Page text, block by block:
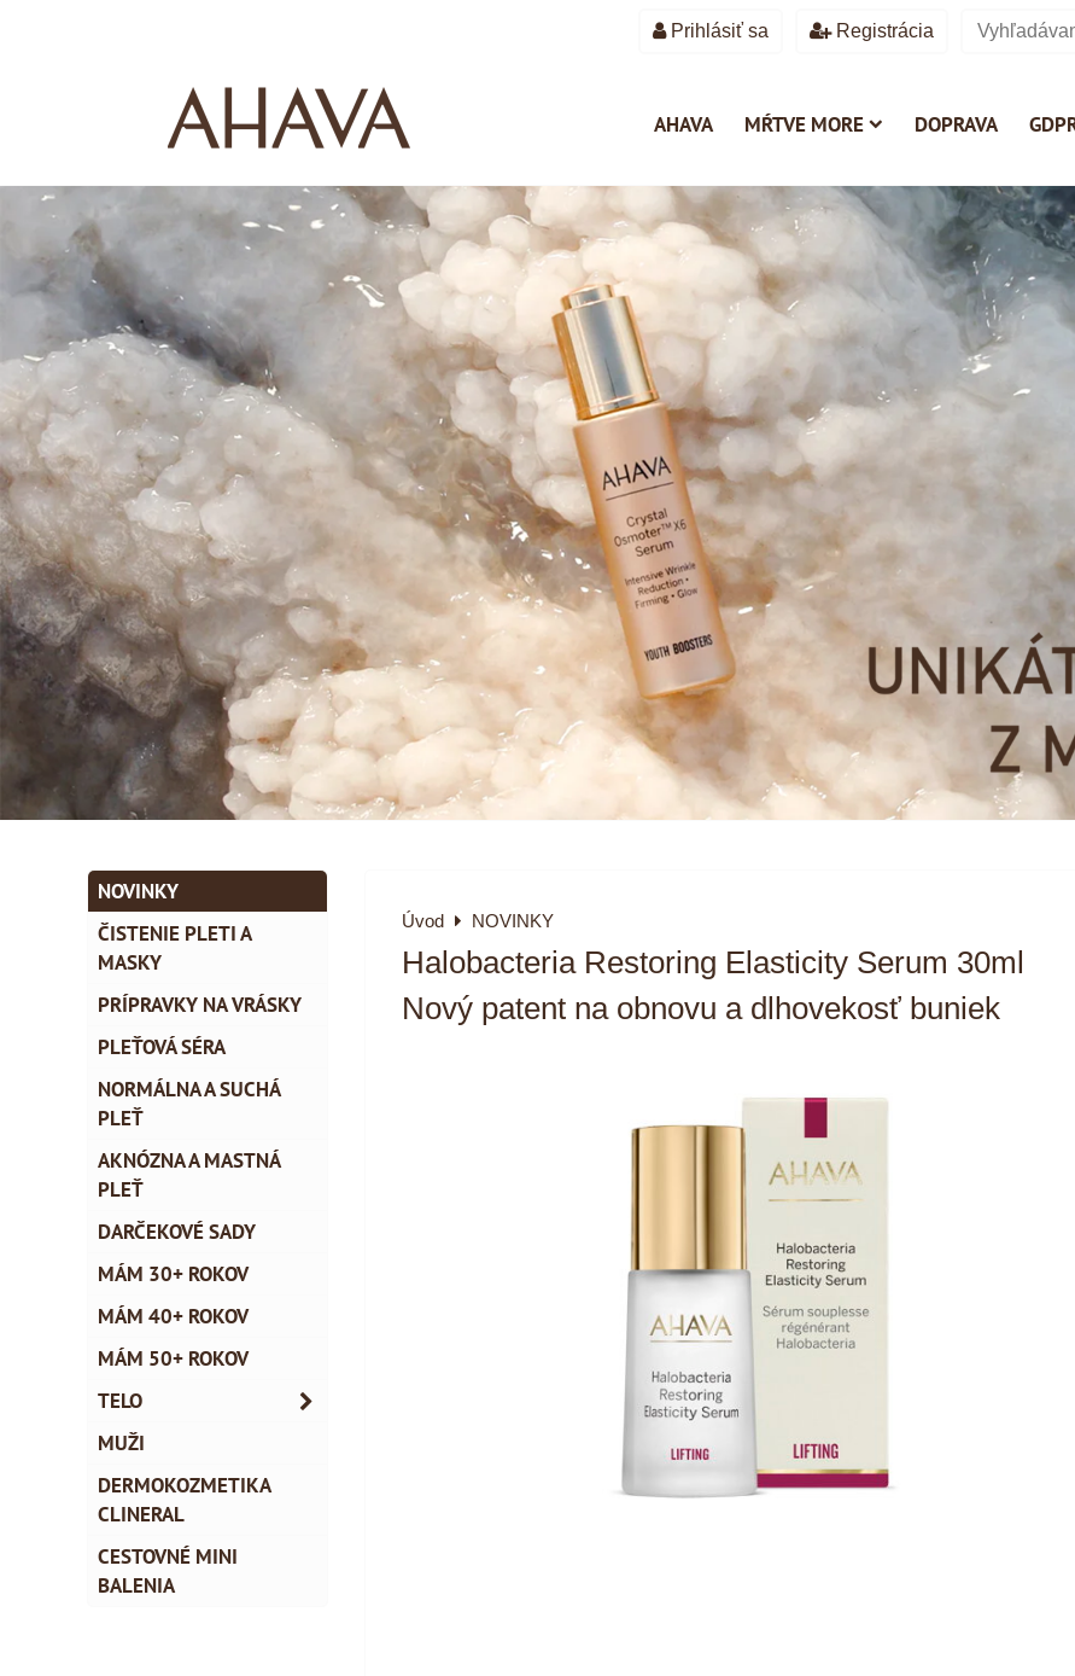
Prihlásiť sa Registrácia
AHAVA MŔTVE MORE DOPRAVA
Úvod NOVINKY
Halobacteria Restoring Elasticity Serum 30ml
Nový patent na obnovu a dlhovekosť buniek
NOVINKY
ČISTENIE PLETI A
MASKY
PRÍPRAVKY NA VRÁSKY
PLEŤOVÁ SÉRA
NORMÁLNA A SUCHÁ
PLEŤ
AKNÓZNA A MASTNÁ
PLEŤ
DARČEKOVÉ SADY
MÁM 30+ ROKOV
MÁM 40+ ROKOV
MÁM 50+ ROKOV
TELO
MUŽI
DERMOKOZMETIKA
CLINERAL
CESTOVNÉ MINI
BALENIA